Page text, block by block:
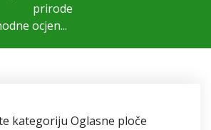
prirode
ocjen...
kategoriju Oglasne ploče